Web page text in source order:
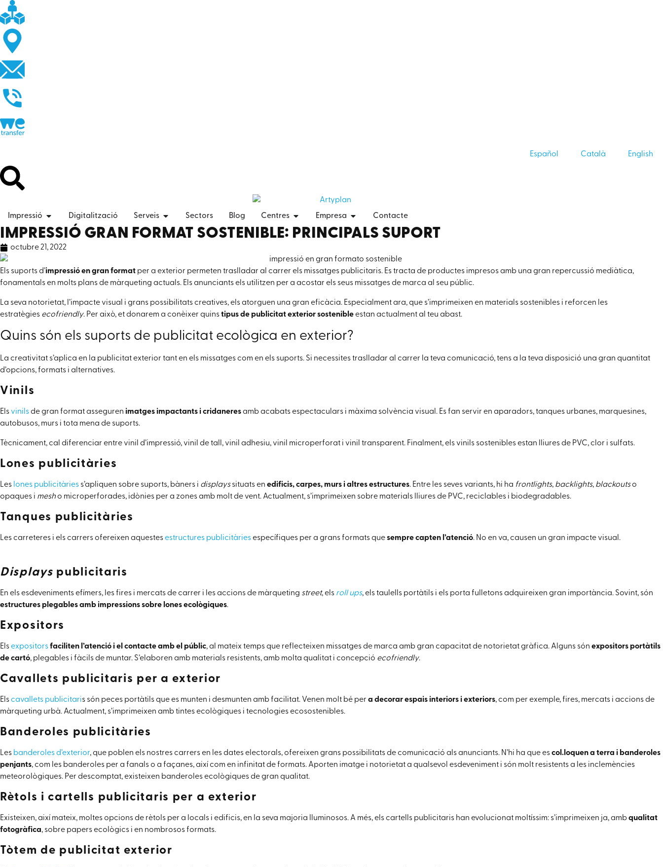
Español Català English
Impressió Digitalització Serveis Sectors Blog Centres Empresa Contacte
IMPRESSIÓ GRAN FORMAT SOSTENIBLE: PRINCIPALS SUPORT
octubre 21, 2022
Els suports d’impressió en gran format per a exterior permeten traslladar al carrer els missatges publicitaris. Es tracta de productes impresos amb una gran repercussió mediàtica,
fonamentals en molts plans de màrqueting actuals. Els anunciants els utilitzen per a acostar els seus missatges de marca al seu públic.
La seva notorietat, l’impacte visual i grans possibilitats creatives, els atorguen una gran eficàcia. Especialment ara, que s’imprimeixen en materials sostenibles i reforcen les
estratègies ecofriendly. Per això, et donarem a conèixer quinstipus de publicitat exterior sostenibleestan actualment al teu abast.
Quins són els suports de publicitat ecològica en exterior?
La creativitat s’aplica en la publicitat exterior tant en els missatges com en els suports. Si necessites traslladar al carrer la teva comunicació, tens a la teva disposició una gran quantitat
d’opcions, formats i alternatives.
Vinils
Elsvinilsde gran format asseguren imatges impactants i cridaneresamb acabats espectaculars i màxima solvència visual. Es fan servir en aparadors, tanques urbanes, marquesines,
autobusos, murs i tota mena de suports.
Tècnicament, cal diferenciar entre vinil d’impressió, vinil de tall, vinil adhesiu, vinil microperforat i vinil transparent. Finalment, els vinils sostenibles estan lliures de PVC, clor i sulfats.
Lones publicitàries
Les lones publicitàries s’apliquen sobre suports, bàners i displayssituats en edificis, carpes, murs i altres estructures. Entre les seves variants, hi ha frontlights, backlights, blackoutso
opaques i mesh o microperforades, idònies per a zones amb molt de vent. Actualment, s’imprimeixen sobre materials lliures de PVC, reciclables i biodegradables.
Tanques publicitàries
Les carreteres i els carrers ofereixen aquestesestructures publicitàriesespecífiques per a grans formats quesempre capten l’atenció. No en va, causen un gran impacte visual.
Displays publicitaris
En els esdeveniments efímers, les fires i mercats de carrer i les accions de màrqueting street, els roll ups, els taulells portàtils i els porta fulletons adquireixen gran importància. Sovint, són
estructures plegables amb impressions sobre lonesecològiques.
Expositors
Elsexpositorsfaciliten l’atenció i el contacte amb el públic, al mateix temps que reflecteixen missatges de marca amb gran capacitat de notorietat gràfica. Alguns són expositors portàtils
de cartó, plegables i fàcils de muntar. S’elaboren amb materials resistents, amb molta qualitat i concepció ecofriendly.
Cavallets publicitaris per a exterior
Els cavallets publicitaris són peces portàtils que es munten i desmunten amb facilitat. Venen molt bé per a decorar espais interiors i exteriors, com per exemple, fires, mercats i accions de
màrqueting urbà. Actualment, s’imprimeixen amb tintes ecològiques i tecnologies ecosostenibles.
Banderoles publicitàries
Les banderoles d’exterior, que poblen els nostres carrers en les dates electorals, ofereixen grans possibilitats de comunicació als anunciants. N’hi ha que escol.loquen a terra i banderoles
penjants, com les banderoles per a fanals o a façanes, així com en infinitat de formats. Aporten imatge i notorietat a qualsevol esdeveniment i són molt resistents a les inclemències
meteorològiques. Per descomptat, existeixen banderoles ecològiques de gran qualitat.
Rètols i cartells publicitaris per a exterior
Existeixen, així mateix, moltes opcions de rètols per a locals i edificis, en la seva majoria lluminosos. A més, els cartells publicitaris han evolucionat moltíssim: s’imprimeixen ja, ambqualitat
fotogràfica, sobre papers ecològics i en nombrosos formats.
Tòtem de publicitat exterior